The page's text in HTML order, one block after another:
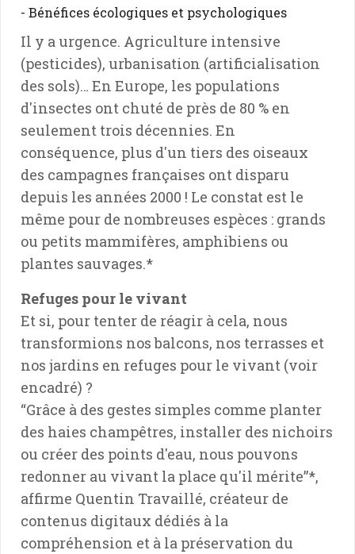
- Bénéfices écologiques et psychologiques
Il y a urgence. Agriculture intensive
(pesticides), urbanisation (artificialisation
des sols)… En Europe, les populations
d'insectes ont chuté de près de 80 % en
seulement trois décennies. En
conséquence, plus d'un tiers des oiseaux
des campagnes françaises ont disparu
depuis les années 2000 ! Le constat est le
même pour de nombreuses espèces : grands
ou petits mammifères, amphibiens ou
plantes sauvages.*
Refuges pour le vivant
Et si, pour tenter de réagir à cela, nous
transformions nos balcons, nos terrasses et
nos jardins en refuges pour le vivant (voir
encadré) ?
“Grâce à des gestes simples comme planter
des haies champêtres, installer des nichoirs
ou créer des points d'eau, nous pouvons
redonner au vivant la place qu'il mérite”*,
affirme Quentin Travaillé, créateur de
contenus digitaux dédiés à la
compréhension et à la préservation du